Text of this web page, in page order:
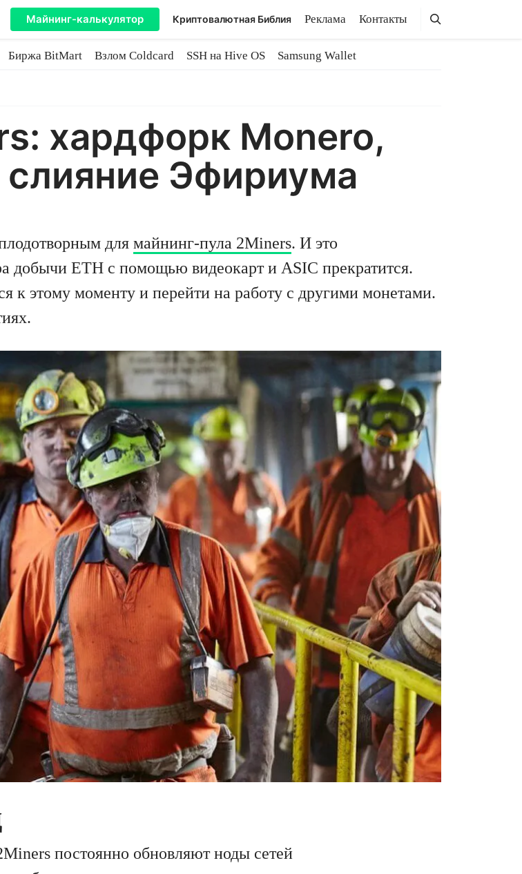
Майнинг-калькулятор Криптовалютная Библия Реклама Контакты Поиск
Поиск
Биржа BitMart Взлом Coldcard SSH на Hive OS
Samsung Wallet
хардфорк Monero,
Эфириума
для майнинг-пула 2Miners. И это
добычи ETH с помощью видеокарт и ASIC прекратится.
к этому моменту и перейти на работу с другими монетами.
постоянно обновляют ноды сетей